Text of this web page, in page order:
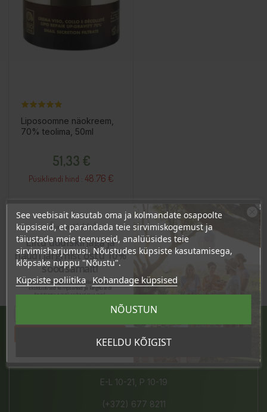
Liposoomne näokreem,
70% teolima, 50ml
51,33 €
Püsikliendi hind : 48.76 €
Lisa Ostukorvi
JÄRVE KESKUS
E-L 10-21, P 10-19
(+372) 677 8211
See veebisait kasutab oma ja kolmandate osapoolte
küpsiseid, et parandada teie sirvimiskogemust ja
täiustada meie teenuseid, analüüsides teie
sirvimisharjumusi. Nõustudes küpsiste kasutamisega,
klõpsake nuppu "Nõustu".
Küpsiste poliitika Kohandage küpsised
KEELDU KÕIGIST
NÕUSTUN
Ära veel lahku!
Liitu uudiskirjaga ja
naudi järgmist ostu 10%
soodsamalt!
Sind ootavad spetsiaalsed allahindlused,
eksklusiivsed kampaaniad ja kingitused!
Registreeru e-maili aadressiga ja saad